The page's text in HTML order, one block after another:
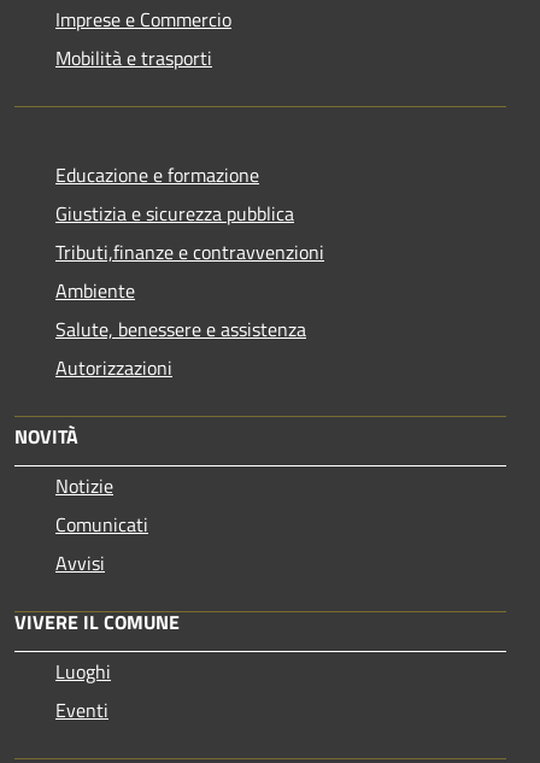
Imprese e Commercio
Mobilità e trasporti
Educazione e formazione
Giustizia e sicurezza pubblica
Tributi,finanze e contravvenzioni
Ambiente
Salute, benessere e assistenza
Autorizzazioni
NOVITÀ
Notizie
Comunicati
Avvisi
VIVERE IL COMUNE
Luoghi
Eventi